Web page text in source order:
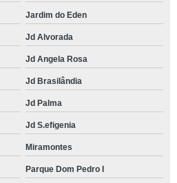
Jardim do Eden
Jd Alvorada
Jd Angela Rosa
Jd Brasilândia
Jd Palma
Jd S.efigenia
Miramontes
Parque Dom Pedro I